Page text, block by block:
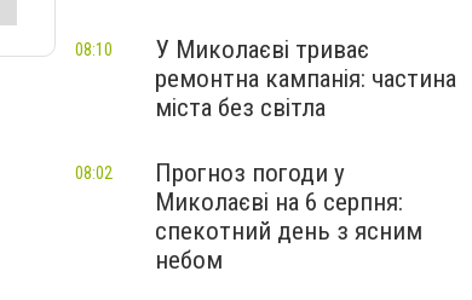
У Миколаєві триває
ремонтна кампанія: частина
міста без світла
08:10
Прогноз погоди у
Миколаєві на 6 серпня:
спекотний день з ясним
небом
08:02